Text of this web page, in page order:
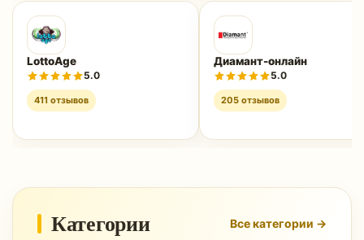
LottoAge
5.0
411 отзывов
Диамант-онлайн
5.0
205 отзывов
Категории Все категории →